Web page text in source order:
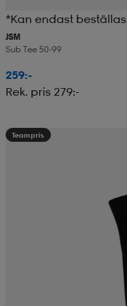
*Kan endast
JSM
Sub Tee 50-99
259:-
Rek. pris 279:-
Teampris